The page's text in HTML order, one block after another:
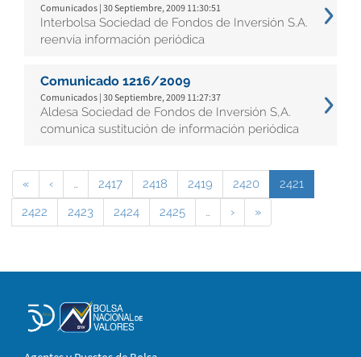
Comunicados | 30 Septiembre, 2009 11:30:51
Interbolsa Sociedad de Fondos de Inversión S.A.
reenvía información periódica
Comunicado 1216/2009
Comunicados | 30 Septiembre, 2009 11:27:37
Aldesa Sociedad de Fondos de Inversión S,A.
comunica sustitución de información periódica
« ‹ … 2417 2418 2419 2420
2421
2422
2423 2424 2425 … › »